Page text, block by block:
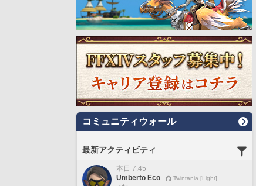
コミュニティウォール
最新アクティビティ
本日 7:45
Umberto Eco
Twintania [Light]